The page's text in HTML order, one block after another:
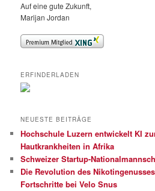
Auf eine gute Zukunft,
Marijan Jordan
ERFINDERLADEN
NEUESTE BEITRÄGE
Hochschule Luzern entwickelt KI
Hautkrankheiten in Afrika
Schweizer Startup-
Die Revolution des
Fortschritte bei Velo Snus